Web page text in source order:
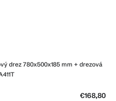
drez 780x500x185 mm + drezová
€168,80